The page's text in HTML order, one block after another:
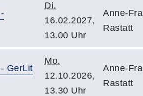
Di.
16.02.2027,
13.00 Uhr
Anne-
Rastatt
GerLit
Mo.
12.10.2026,
13.30 Uhr
Anne-
Rastatt